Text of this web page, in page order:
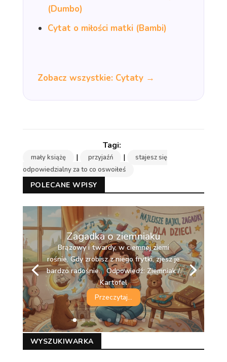
(Dumbo)
Cytat o miłości matki (Bambi)
Zobacz wszystkie: Cytaty →
mały książę | przyjaźń |
stajesz się
odpowiedzialny za to co oswoiłeś
POLECANE WPISY
Zagadka o ziemniaku
Brązowy i twardy, w ciemnej ziemi
rośnie. Gdy zrobisz z niego frytki, zjesz je
bardzo radośnie. Odpowiedź: Ziemniak /
Kartofel
Przeczytaj...
WYSZUKIWARKA